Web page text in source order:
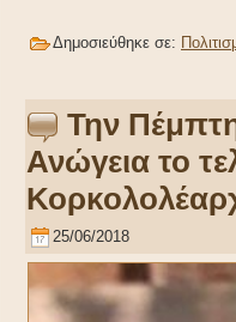
Δημοσιεύθηκε σε:
Την
Ανώγεια το
25/06/2018